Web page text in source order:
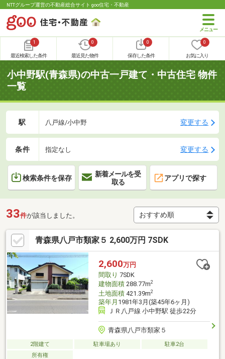
NTTグループ運営の不動産総合サイト goo住宅・不動産
1
最近検索した条件
0
最近見た物件
0
保存した条件
0
お気に入り
小中野駅(青森県)の中古一戸建て・中古住宅 物件
一覧
駅 八戸線/小中野 変更する
条件 指定なし 変更する
検索条件を保存
新着メールを受
取る
アプリで探す
33件が該当しました。
青森県八戸市類家５ 2,600万円 7SDK
2,600万円
間取り 7SDK
建物面積288.77m2
土地面積421.39m2
築年月 1981年3月(築45年6ヶ月)
ＪＲ八戸線 小中野駅 徒歩22分
青森県八戸市類家５
2階建て 駐車場あり
駐車2台
所有権